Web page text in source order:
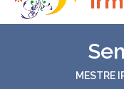
:
MESTRE